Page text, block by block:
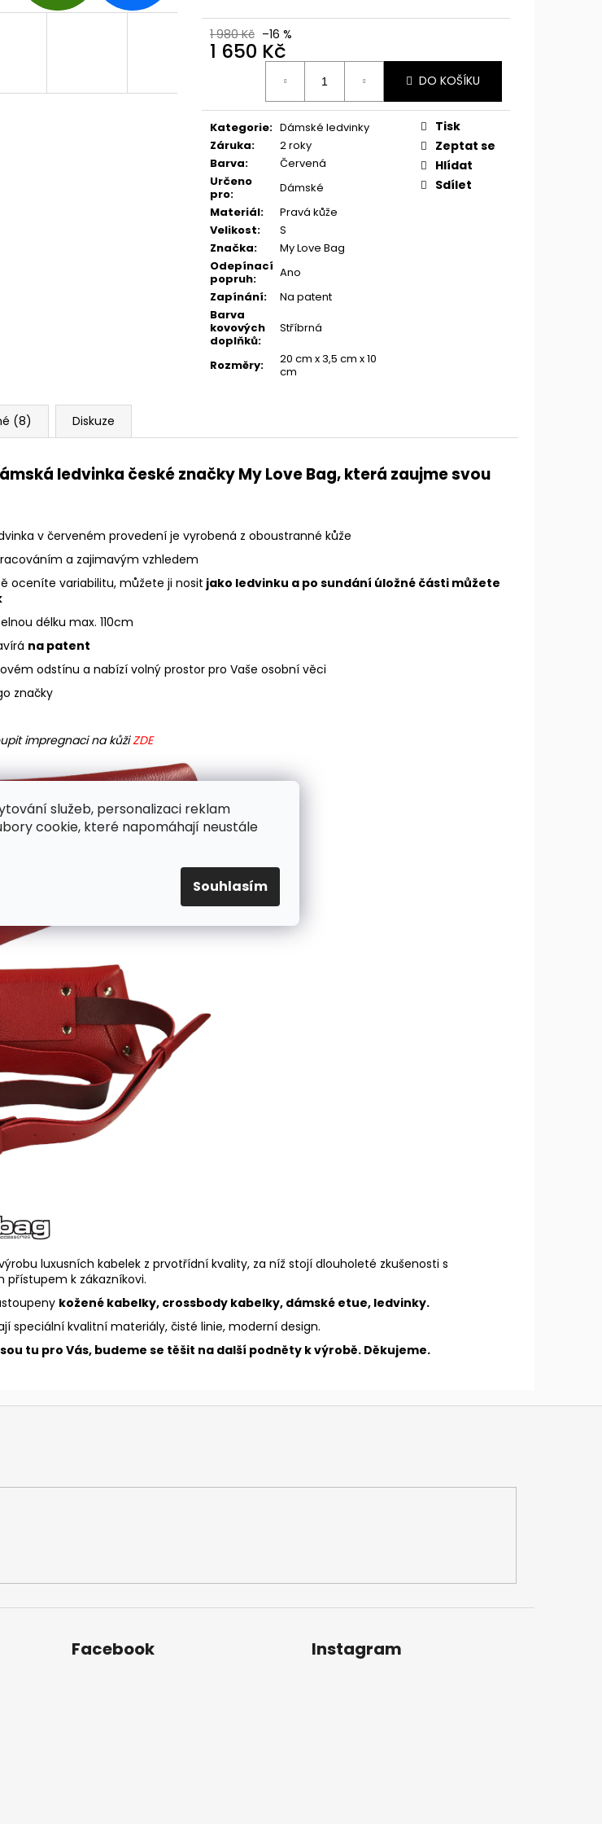
služeb, personalizaci reklam
cookie, které napomáhají neustále
Souhlasím
1 980 Kč –16 %
1 650 Kč
DO KOŠÍKU
Kategorie: Dámské ledvinky
Záruka:
2 roky
Barva:
Červená
Určeno
pro:
Dámské
Materiál:
Pravá kůže
Velikost:
S
Značka:
My Love Bag
Odepínací
popruh:
Ano
Zapínání:
Na patent
Barva
kovových
doplňků:
Stříbrná
Rozměry:
20 cm x 3,5 cm x 10
cm
Tisk
Zeptat se
Hlídat
Sdílet
D
(8) Diskuze
ledvinka české značky My Love Bag, která zaujme svou
v červeném provedení je vyrobená z oboustranné kůže
a zajimavým vzhledem
oceníte variabilitu, můžete ji nosit jako ledvinku a po sundání úložné části můžete
délku max. 110cm
na patent
odstínu a nabízí volný prostor pro Vaše osobní věci
značky
impregnaci na kůžiZDE
luxusních kabelek z prvotřídní kvality, za níž stojí dlouholeté zkušenosti s
přístupem k zákazníkovi.
kožené kabelky, crossbody kabelky, dámské etue, ledvinky.
speciální kvalitní materiály, čisté linie, moderní design.
tu pro Vás, budeme se těšit na další podněty k výrobě. Děkujeme.
Facebook Instagram